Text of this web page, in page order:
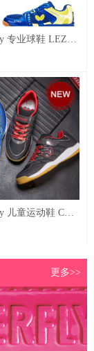
蝴蝶 Butterfly 专业球鞋 LEZOLINE-10
蝴蝶 Butterfly 儿童运动鞋 CHD-5
更多>>